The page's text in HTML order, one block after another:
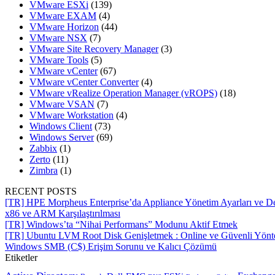
VMware ESXi (139)
VMware EXAM (4)
VMware Horizon (44)
VMware NSX (7)
VMware Site Recovery Manager(3)
VMware Tools (5)
VMware vCenter(67)
VMware vCenter Converter(4)
VMware vRealize Operation Manager (vROPS) (18)
VMware VSAN (7)
VMware Workstation (4)
Windows Client (73)
Windows Server(69)
Zabbix (1)
Zerto (11)
Zimbra (1)
RECENT POSTS
[TR] HPE Morpheus Enterprise’da Appliance Yönetim Ayarları ve
x86 ve ARM Karşılaştırılması
[TR] Windows’ta “Nihai Performans” Modunu Aktif Etmek
[TR] Ubuntu LVM Root Disk Genişletmek : Online ve Güvenli
Windows SMB (C$) Erişim Sorunu ve Kalıcı Çözümü
Etiketler